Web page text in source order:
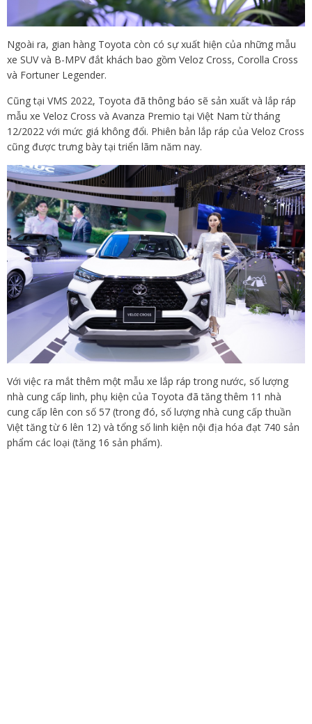
Ngoài ra, gian hàng Toyota còn có sự xuất hiện của những mẫu
xe SUV và B-MPV đắt khách bao gồm Veloz Cross, Corolla Cross
và Fortuner Legender.
Cũng tại VMS 2022, Toyota đã thông báo sẽ sản xuất và lắp ráp
mẫu xe Veloz Cross và Avanza Premio tại Việt Nam từ tháng
12/2022 với mức giá không đổi. Phiên bản lắp ráp của Veloz Cross
cũng được trưng bày tại triển lãm năm nay.
Với việc ra mắt thêm một mẫu xe lắp ráp trong nước, số lượng
nhà cung cấp linh, phụ kiện của Toyota đã tăng thêm 11 nhà
cung cấp lên con số 57 (trong đó, số lượng nhà cung cấp thuần
Việt tăng từ 6 lên 12) và tổng số linh kiện nội địa hóa đạt 740 sản
phẩm các loại (tăng 16 sản phẩm).